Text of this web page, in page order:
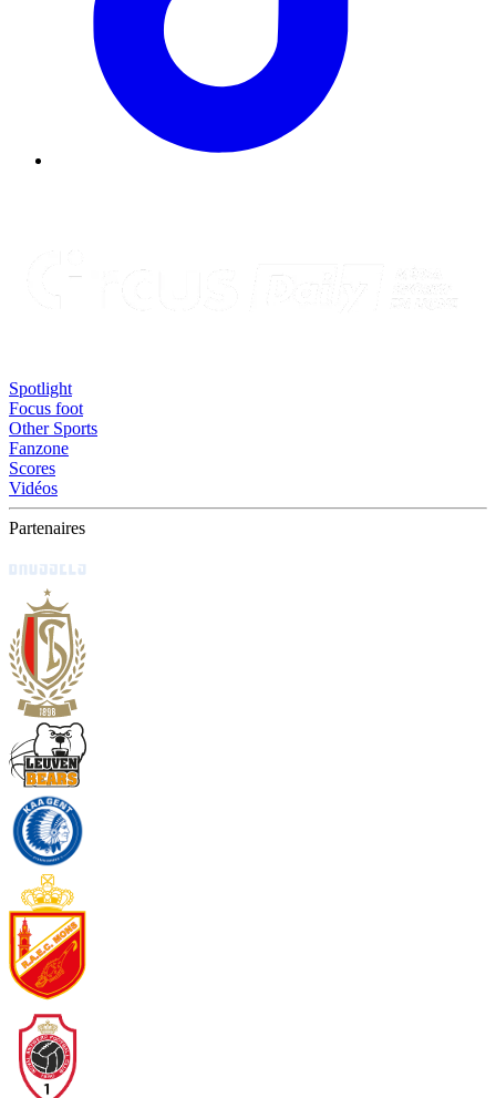
Spotlight
Focus foot
Other Sports
Fanzone
Scores
Vidéos
Partenaires